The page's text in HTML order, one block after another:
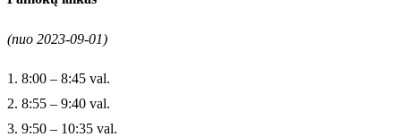
(nuo 2023-09-01)
1. 8:00 – 8:45 val.
2. 8:55 – 9:40 val.
3. 9:50 – 10:35 val.